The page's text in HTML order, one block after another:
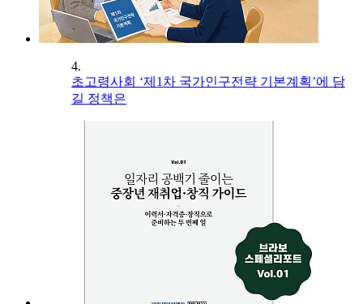
4.
초고령사회 ‘제1차 국가인구전략 기본계획’에 담
길 정책은